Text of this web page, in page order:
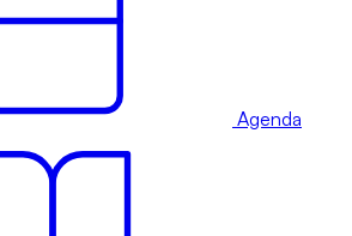
Agenda